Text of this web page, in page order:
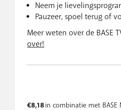
Neem je
Pauzeer, spoel terug of
Meer weten over de BASE
over!
€8,18in combinatie met